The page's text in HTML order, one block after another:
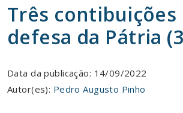
Três contibuições
defesa da Pátria
Data da publicação: 14/09/2022
Autor(es): Pedro Augusto Pinho